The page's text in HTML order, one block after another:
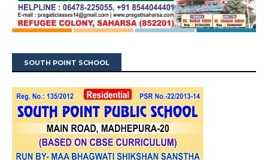
SOUTH POINT SCHOOL